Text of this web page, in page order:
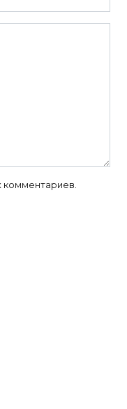
комментариев.